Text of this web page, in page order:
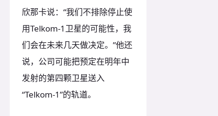
欣那卡说：“我们不排除停止使
用Telkom-1卫星的可能性，我
们会在未来几天做决定。”他还
说，公司可能把预定在明年中
发射的第四颗卫星送入
“Telkom-1”的轨道。